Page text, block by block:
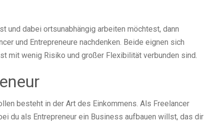
und dabei ortsunabhängig arbeiten möchtest, dann
und Entrepreneure nachdenken. Beide eignen sich
mit wenig Risiko und großer Flexibilität verbunden sind.
besteht in der Art des Einkommens. Als Freelancer
du als Entrepreneur ein Business aufbauen willst, das dir